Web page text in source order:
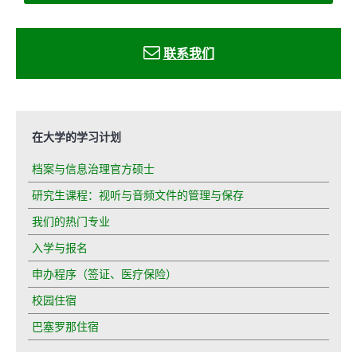
联系我们
在大学的学习计划
档案与信息治理官方硕士
研究生课程：视听与音频文件的管理与保存
我们的热门专业
入学与报名
申办程序（签证、医疗保险）
校园住宿
巴塞罗那住宿